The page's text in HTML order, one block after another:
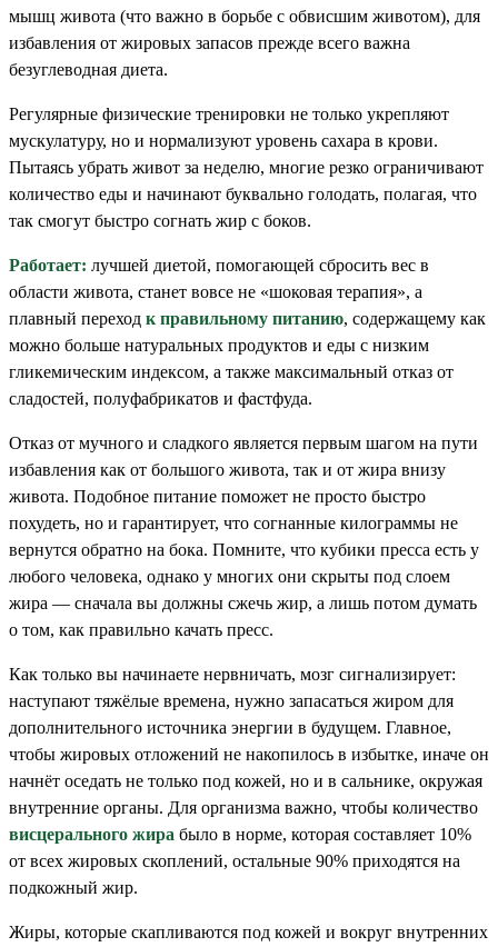
мышц живота (что важно в борьбе с обвисшим животом), для
избавления от жировых запасов прежде всего важна
безуглеводная диета.
Регулярные физические тренировки не только укрепляют
мускулатуру, но и нормализуют уровень сахара в крови.
Пытаясь убрать живот за неделю, многие резко ограничивают
количество еды и начинают буквально голодать, полагая, что
так смогут быстро согнать жир с боков.
Работает: лучшей диетой, помогающей сбросить вес в
области живота, станет вовсе не «шоковая терапия», а
плавный переход к правильному питанию, содержащему как
можно больше натуральных продуктов и еды с низким
гликемическим индексом, а также максимальный отказ от
сладостей, полуфабрикатов и фастфуда.
Отказ от мучного и сладкого является первым шагом на пути
избавления как от большого живота, так и от жира внизу
живота. Подобное питание поможет не просто быстро
похудеть, но и гарантирует, что согнанные килограммы не
вернутся обратно на бока. Помните, что кубики пресса есть у
любого человека, однако у многих они скрыты под слоем
жира — сначала вы должны сжечь жир, а лишь потом думать
о том, как правильно качать пресс.
Как только вы начинаете нервничать, мозг сигнализирует:
наступают тяжёлые времена, нужно запасаться жиром для
дополнительного источника энергии в будущем. Главное,
чтобы жировых отложений не накопилось в избытке, иначе он
начнёт оседать не только под кожей, но и в сальнике, окружая
внутренние органы. Для организма важно, чтобы количество
висцерального жира было в норме, которая составляет 10%
от всех жировых скоплений, остальные 90% приходятся на
подкожный жир.
Жиры, которые скапливаются под кожей и вокруг внутренних